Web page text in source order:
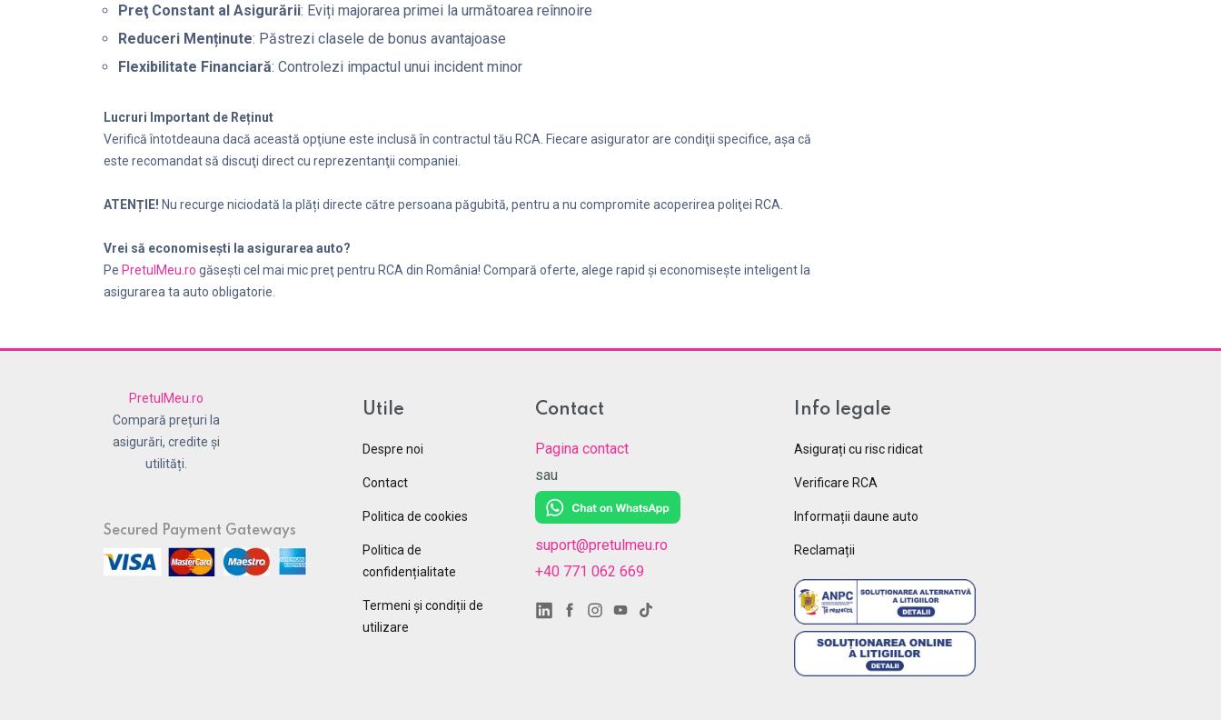
Preţ Constant al Asigurării: Eviți majorarea primei la următoarea reînnoire
Reduceri Menținute: Păstrezi clasele de bonus avantajoase
Flexibilitate Financiară: Controlezi impactul unui incident minor
Lucruri Important de Reținut
Verifică întotdeauna dacă această opţiune este inclusă în contractul tău RCA. Fiecare asigurator are condiţii specifice, aşa că
este recomandat să discuţi direct cu reprezentanţii companiei.
ATENȚIE! Nu recurge niciodată la plăți directe către persoana păgubită, pentru a nu compromite acoperirea poliţei RCA.
Vrei să economiseşti la asigurarea auto?
Pe PretulMeu.ro găseşti cel mai mic preţ pentru RCA din România! Compară oferte, alege rapid şi economiseşte inteligent la
asigurarea ta auto obligatorie.
PretulMeu.ro
Compară prețuri la
asigurări, credite și
utilități.
Secured Payment Gateways
Utile
Despre noi
Contact
Politica de cookies
Politica de
confidențialitate
Termeni și condiții de
utilizare
Contact
Pagina contact
sau
suport@pretulmeu.ro
+40 771 062 669
Info legale
Asigurați cu risc ridicat
Verificare RCA
Informații daune auto
Reclamații